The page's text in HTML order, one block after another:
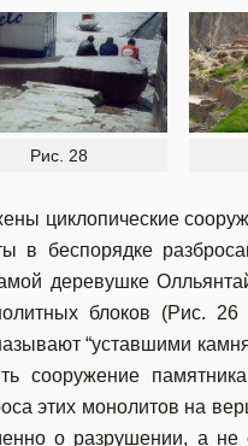
Рис. 28
циклопические
в беспорядке
деревушке
блоков (Рис.
“уставшими
сооружение
этих монолитов на
о разрушении, а не